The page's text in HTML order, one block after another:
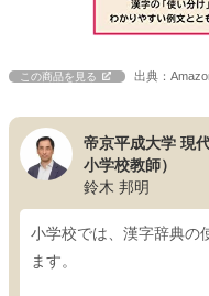
この商品を見る 出典：
帝京平成大学 現
小学校教師）
鈴木 邦明
小学校では、漢字辞典の
ます。